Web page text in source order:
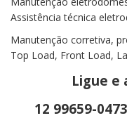
Assistência técnica
Manutenção corretiva,
Top Load, Front Load,
Ligue e
12 99659-